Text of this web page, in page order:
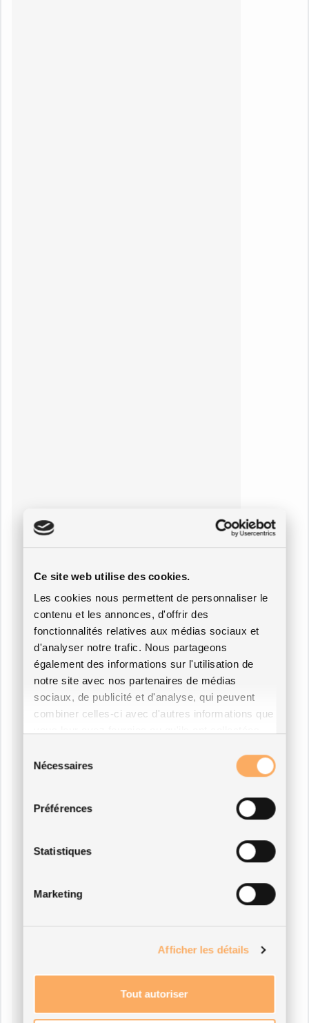
Ce site web utilise des cookies.
Les cookies nous permettent de personnaliser le
contenu et les annonces, d'offrir des
fonctionnalités relatives aux médias sociaux et
d'analyser notre trafic. Nous partageons
également des informations sur l'utilisation de
notre site avec nos partenaires de médias
sociaux, de publicité et d'analyse, qui peuvent
combiner celles-ci avec d'autres informations que
Nécessaires
Préférences
Statistiques
Marketing
Afficher les détails
Tout autoriser